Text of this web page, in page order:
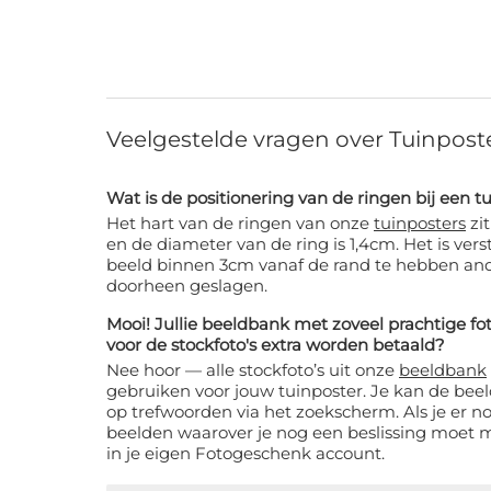
Veelgestelde vragen over
Wat is de positionering van de ringen bij een
Het hart van de ringen van onze tuinposters
en de diameter van de ring is 1,4cm. Het is
beeld binnen 3cm vanaf de rand te hebben
doorheen geslagen.
Mooi! Jullie beeldbank met zoveel prachtige
voor de stockfoto's extra worden betaald?
Nee hoor — alle stockfoto’s uit onze beeldbank
gebruiken voor jouw tuinposter. Je kan de
op trefwoorden via het zoekscherm. Als je er
beelden waarover je nog een beslissing moet
in je eigen Fotogeschenk account.